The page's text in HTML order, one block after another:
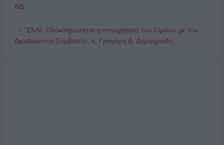
ΝΔ
ΣΚΑΪ: Ολοκληρώνεται η συνεργασία του Ομίλου με τον
Διευθύνοντα Σύμβουλο, κ. Γρηγόρη Δ. Δημητριάδη,